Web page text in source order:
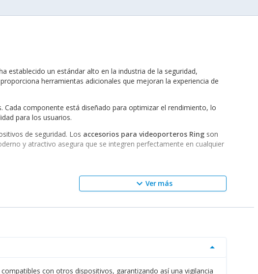
establecido un estándar alto en la industria de la seguridad,
herramientas adicionales que mejoran la experiencia de
componente está diseñado para optimizar el rendimiento, lo
para los usuarios.
de seguridad. Los accesorios para videoporteros Ringson
y atractivo asegura que se integren perfectamente en cualquier
Desde sensores de movimiento hasta luces de advertencia,
su solución de vigilancia de acuerdo a sus necesidades
en el mundo moderno.
excelente opción. Estas cámaras complementan a la perfección los
keyboard_arrow_down Ver más
arrow_drop_down
con otros dispositivos, garantizando así una vigilancia